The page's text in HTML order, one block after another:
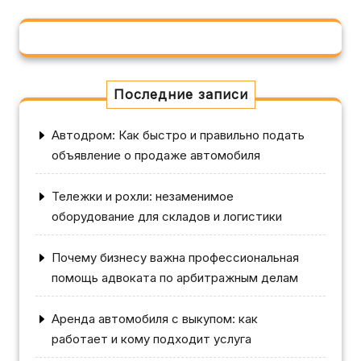
Последние записи
Автодром: Как быстро и правильно подать
объявление о продаже автомобиля
Тележки и рохли: незаменимое
оборудование для складов и логистики
Почему бизнесу важна профессиональная
помощь адвоката по арбитражным делам
Аренда автомобиля с выкупом: как
работает и кому подходит услуга